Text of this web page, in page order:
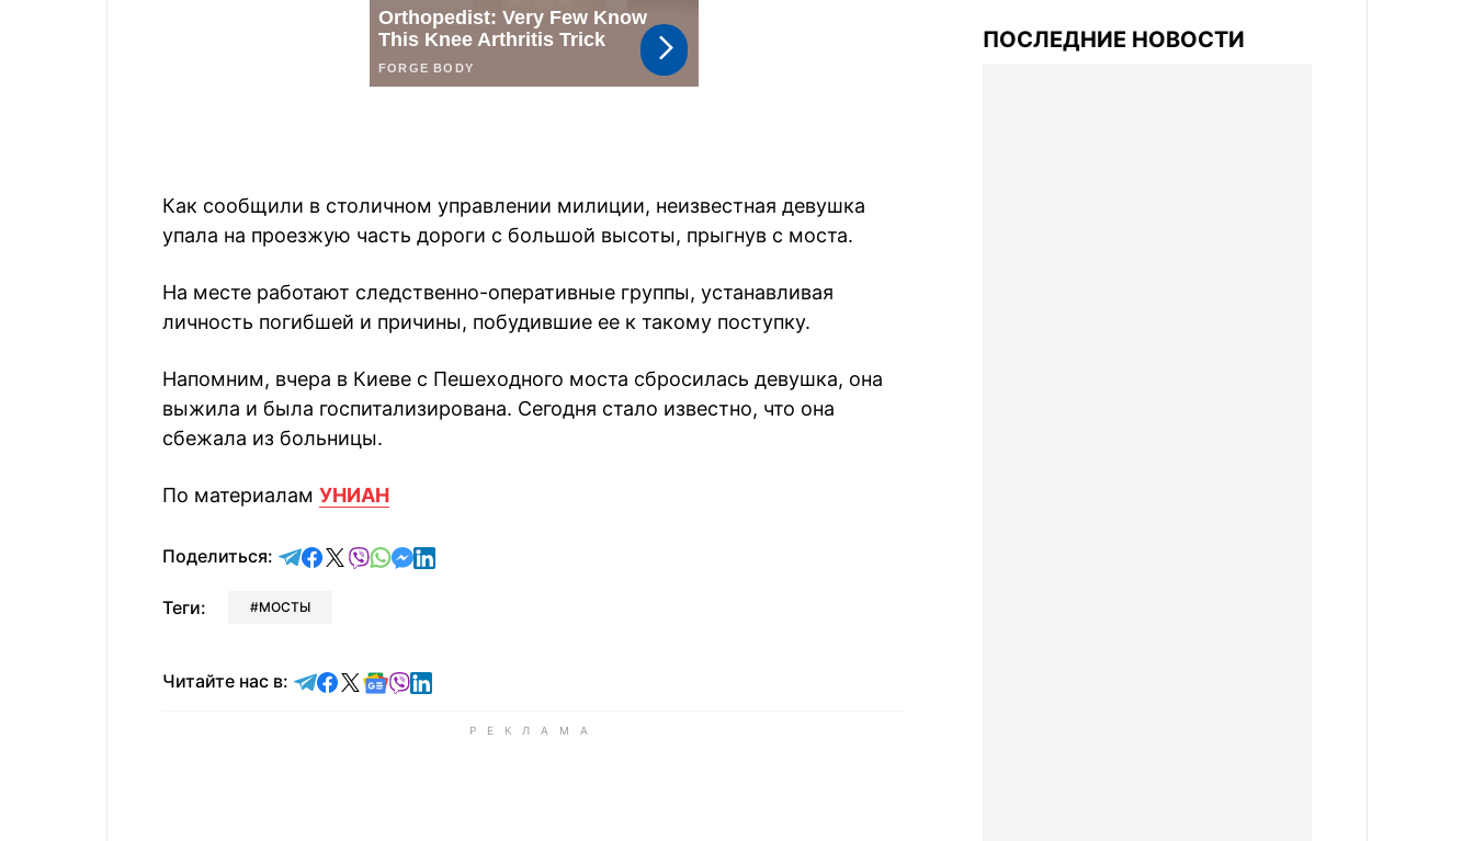
Как сообщили в столичном управлении милиции, неизвестная девушка
упала на проезжую часть дороги с большой высоты, прыгнув с моста.
На месте работают следственно-оперативные группы, устанавливая
личность погибшей и причины, побудившие ее к такому поступку.
Напомним, вчера в Киеве с Пешеходного моста сбросилась девушка, она
выжила и была госпитализирована. Сегодня стало известно, что она
сбежала из больницы.
По материалам УНИАН
Поделиться: отправить в Telegram
поделиться в Facebook
поделиться в X
отправить в Viber
отправить в Whatsapp
отправить в Messenger
отправить в LinkedIn
Теги: МОСТЫ
Читайте нас в: Читайте в Telegram
Читайте в Facebook
Читайте в X
Читайте в Google news
Читайте в Viber
Читайте в LinkedIn
ПОСЛЕДНИЕ НОВОСТИ